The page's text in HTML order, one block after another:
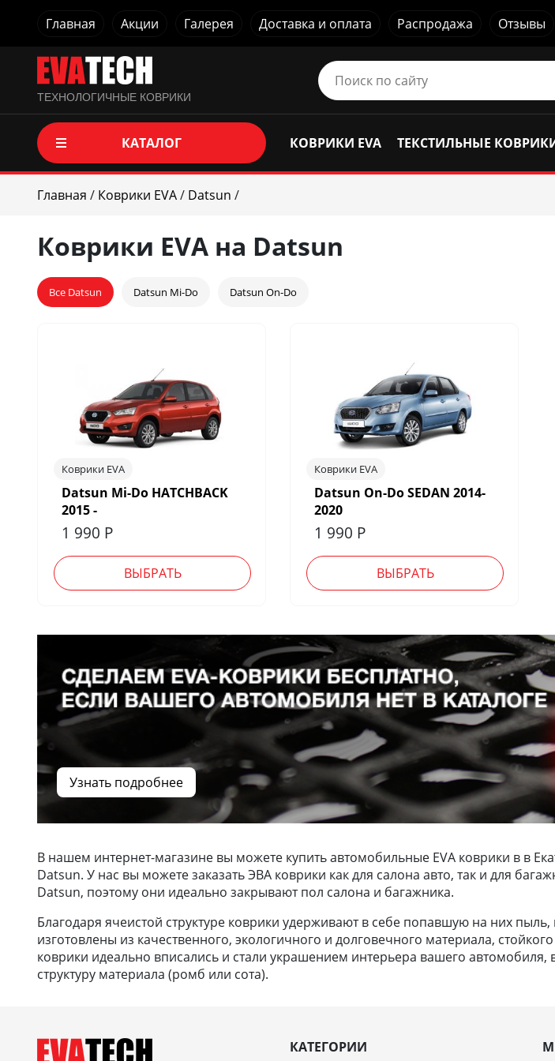
Главная Акции Галерея Доставка и оплата Распродажа Отзывы
ТЕХНОЛОГИЧНЫЕ КОВРИКИ
КАТАЛОГ КОВРИКИ EVA ТЕКСТИЛЬНЫЕ
Главная / Коврики EVA/ Datsun /
Коврики EVA на Datsun
Все Datsun Datsun Mi-Do Datsun On-Do
Коврики EVA
Datsun Mi-Do HATCHBACK
2015 -
1 990 Р
ВЫБРАТЬ
Коврики EVA
Datsun On-Do SEDAN 2014-
2020
1 990 Р
ВЫБРАТЬ
Узнать подробнее
В нашем интернет-магазине вы можете купить автомобильные EVA коврики в в
Datsun. У нас вы можете заказать ЭВА коврики как для салона авто, так и для
Datsun, поэтому они идеально закрывают пол салона и багажника.
Благодаря ячеистой структуре коврики удерживают в себе попавшую на них
изготовлены из качественного, экологичного и долговечного материала,
коврики идеально вписались и стали украшением интерьера вашего
структуру материала (ромб или сота).
КАТЕГОРИИ